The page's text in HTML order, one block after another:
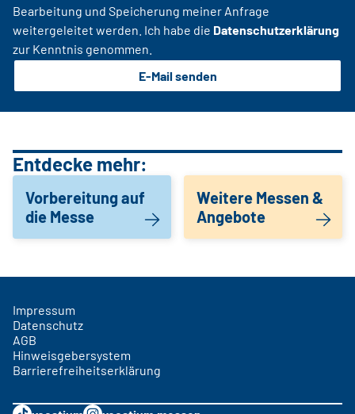
Bearbeitung und Speicherung meiner Anfrage
weitergeleitet werden. Ich habe die Datenschutzerklärung
zur Kenntnis genommen.
E-Mail senden
Entdecke mehr:
Vorbereitung auf
die Messe
Weitere Messen &
Angebote
Impressum
Datenschutz
AGB
Hinweisgebersystem
Barrierefreiheitserklärung